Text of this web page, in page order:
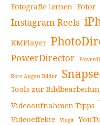
Fotografie lernen Fotor
Instagram Reels
KMPlayer
PowerDirector
Rote Augen Bilder
Tools zur
Videoaufnahmen Tipps
Videoeffekte Vlogit